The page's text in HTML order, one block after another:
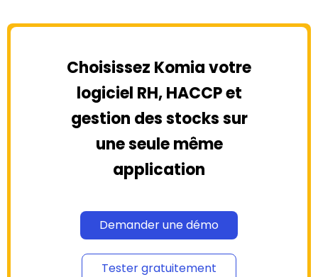
Choisissez Komia votre
logiciel RH, HACCP et
gestion des stocks sur
une seule même
application
Demander une démo
Tester gratuitement